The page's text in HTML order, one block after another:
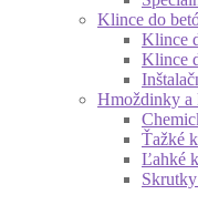
Klince do
Klince
Klince
Hmoždinky a
Ťažké
Ľahké